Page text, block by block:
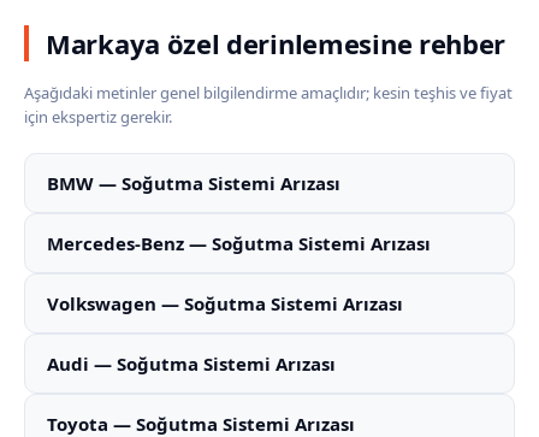
Markaya özel derinlemesine rehber
Aşağıdaki metinler genel bilgilendirme amaçlıdır; kesin teşhis ve fiyat
için ekspertiz gerekir.
BMW — Soğutma Sistemi Arızası
Mercedes-Benz — Soğutma Sistemi Arızası
Volkswagen — Soğutma Sistemi Arızası
Audi — Soğutma Sistemi Arızası
Toyota — Soğutma Sistemi Arızası